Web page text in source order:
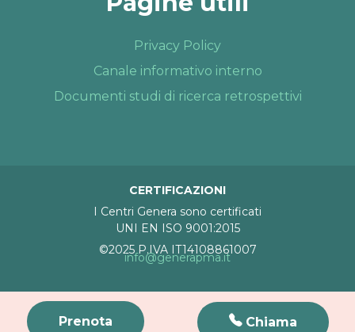
Privacy Policy
Canale informativo interno
Documenti studi di ricerca retrospettivi
CERTIFICAZIONI
I Centri Genera sono certificati
UNI EN ISO 9001:2015
©2025 P.IVA IT14108861007
info@generapma.it
Prenota